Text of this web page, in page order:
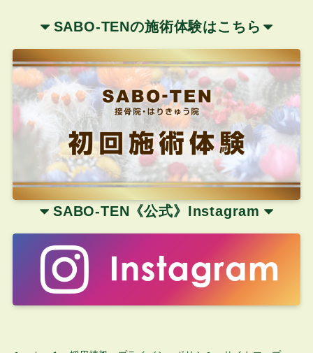
SABO-TENの施術体験はこちら
SABO-TEN《公式》 Instagram